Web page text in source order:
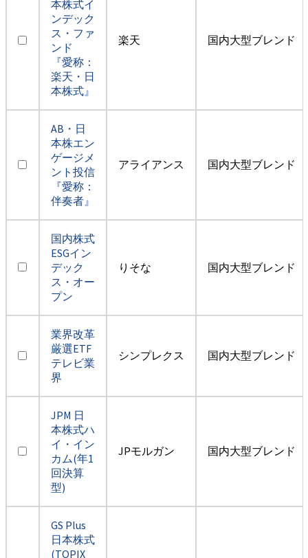
本株式イ
ンデック
ス・ファ
ンド
『愛称：
楽天・日
本株式』
楽天 国内大型ブレンド
AB・日
本株エン
ゲージメ
ント投信
『愛称：
伴奏者』
アライアンス 国内大型ブレンド
国内株式
ESGイン
デック
ス・オー
プン
りそな 国内大型ブレンド
業界改革
厳選ETF
テレビ業
界
シンプレクス 国内大型ブレンド
JPM 日
本株式ハ
イ・イン
カム(年1
回決算
型)
JPモルガン 国内大型ブレンド
GS Plus
日本株式
(TOPIX